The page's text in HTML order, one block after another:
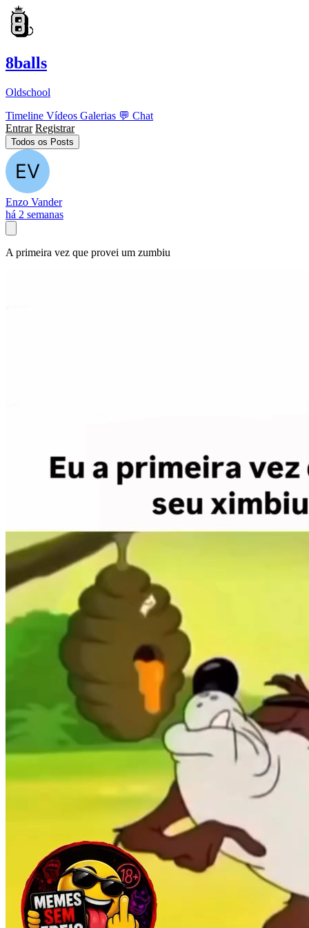
8balls
Oldschool
Timeline Vídeos Galerias 💬 Chat
Entrar Registrar
Todos os Posts
Enzo Vander
há 2 semanas
A primeira vez que provei um zumbiu